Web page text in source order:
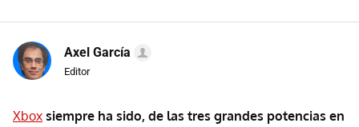
Axel García
Editor
Xbox siempre ha sido, de las tres grandes potencias en